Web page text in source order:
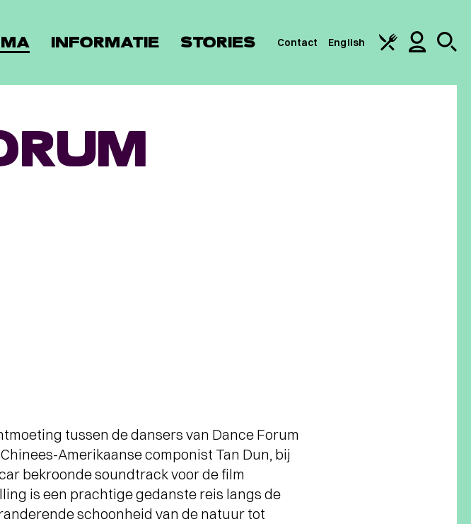
INFORMATIE STORIES Contact English
tussen de dansers van Dance Forum
Amerikaanse componist Tan Dun, bij
bekroonde soundtrack voor de film
is een prachtige gedanste reis langs de
schoonheid van de natuur tot